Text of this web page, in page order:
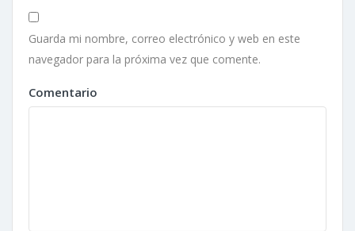
Guarda mi nombre, correo electrónico y web en este
navegador para la próxima vez que comente.
Comentario